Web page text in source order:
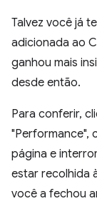
Talvez você já
adicionada ao
ganhou mais
desde então.
Para conferir,
"Performance",
página e
estar recolhida
você a fechou